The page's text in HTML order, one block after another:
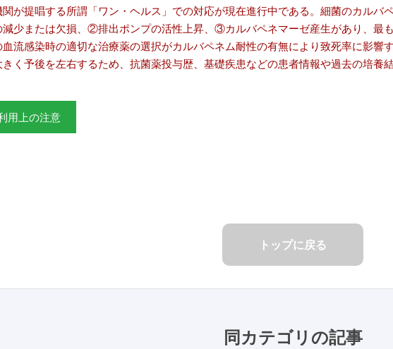
関が提唱する所謂「ワン・ヘルス」での対応が現在進行中である。細菌のカル
減少または欠損、②排出ポンプの活性上昇、③カルバペネマーゼ産生があり、最
血流感染時の適切な治療薬の選択がカルバペネム耐性の有無により致死率に影響
く予後を左右するため、抗菌薬投与歴、基礎疾患などの患者情報や過去の培養
用上の注意
トップに戻る
同カテゴリの記事